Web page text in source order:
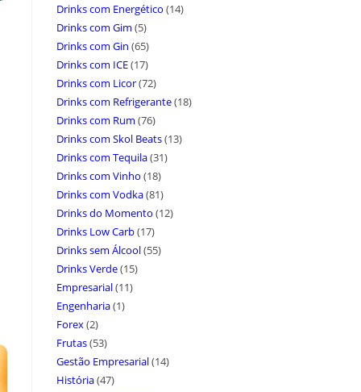
Drinks com Energético (14)
Drinks com Gim (5)
Drinks com Gin (65)
Drinks com ICE(17)
Drinks com Licor(72)
Drinks com Refrigerante(18)
Drinks com Rum (76)
Drinks com Skol Beats(13)
Drinks com Tequila(31)
Drinks com Vinho (18)
Drinks com Vodka(81)
Drinks do Momento (12)
Drinks Low Carb(17)
Drinks sem Álcool(55)
Drinks Verde(15)
Empresarial(11)
Engenharia(1)
Forex(2)
Frutas(53)
Gestão Empresarial(14)
História(47)